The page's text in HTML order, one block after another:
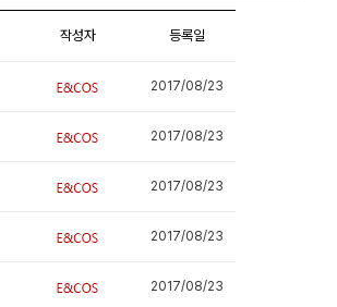
작성자 등록일
2017/08/23
2017/08/23
2017/08/23
2017/08/23
2017/08/23